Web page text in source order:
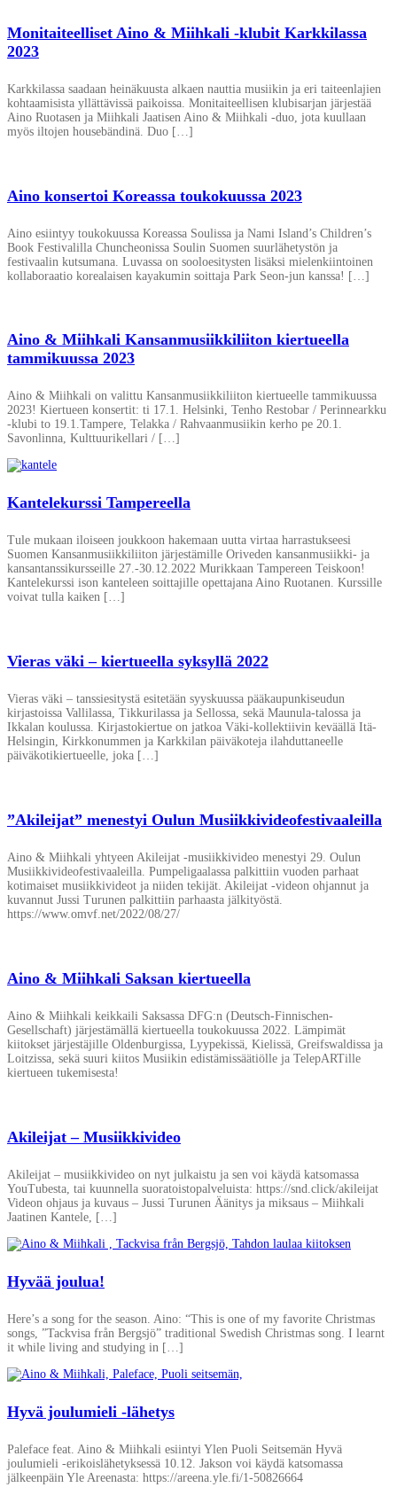
Monitaiteelliset Aino & Miihkali -klubit Karkkilassa
2023
Karkkilassa saadaan heinäkuusta alkaen nauttia musiikin ja eri taiteenlajien
kohtaamisista yllättävissä paikoissa. Monitaiteellisen klubisarjan järjestää
Aino Ruotasen ja Miihkali Jaatisen Aino & Miihkali -duo, jota kuullaan
myös iltojen housebändinä. Duo […]
Aino konsertoi Koreassa toukokuussa 2023
Aino esiintyy toukokuussa Koreassa Soulissa ja Nami Island’s Children’s
Book Festivalilla Chuncheonissa Soulin Suomen suurlähetystön ja
festivaalin kutsumana. Luvassa on sooloesitysten lisäksi mielenkiintoinen
kollaboraatio korealaisen kayakumin soittaja Park Seon-jun kanssa! […]
Aino & Miihkali Kansanmusiikkiliiton kiertueella
tammikuussa 2023
Aino & Miihkali on valittu Kansanmusiikkiliiton kiertueelle tammikuussa
2023! Kiertueen konsertit: ti 17.1. Helsinki, Tenho Restobar / Perinnearkku
-klubi to 19.1.Tampere, Telakka / Rahvaanmusiikin kerho pe 20.1.
Savonlinna, Kulttuurikellari / […]
Kantelekurssi Tampereella
Tule mukaan iloiseen joukkoon hakemaan uutta virtaa harrastukseesi
Suomen Kansanmusiikkiliiton järjestämille Oriveden kansanmusiikki- ja
kansantanssikursseille 27.-30.12.2022 Murikkaan Tampereen Teiskoon!
Kantelekurssi ison kanteleen soittajille opettajana Aino Ruotanen. Kurssille
voivat tulla kaiken […]
Vieras väki – kiertueella syksyllä 2022
Vieras väki – tanssiesitystä esitetään syyskuussa pääkaupunkiseudun
kirjastoissa Vallilassa, Tikkurilassa ja Sellossa, sekä Maunula-talossa ja
Ikkalan koulussa. Kirjastokiertue on jatkoa Väki-kollektiivin keväällä Itä-
Helsingin, Kirkkonummen ja Karkkilan päiväkoteja ilahduttaneelle
päiväkotikiertueelle, joka […]
”Akileijat” menestyi Oulun Musiikkivideofestivaaleilla
Aino & Miihkali yhtyeen Akileijat -musiikkivideo menestyi 29. Oulun
Musiikkivideofestivaaleilla. Pumpeligaalassa palkittiin vuoden parhaat
kotimaiset musiikkivideot ja niiden tekijät. Akileijat -videon ohjannut ja
kuvannut Jussi Turunen palkittiin parhaasta jälkityöstä.
https://www.omvf.net/2022/08/27/
Aino & Miihkali Saksan kiertueella
Aino & Miihkali keikkaili Saksassa DFG:n (Deutsch-Finnischen-
Gesellschaft) järjestämällä kiertueella toukokuussa 2022. Lämpimät
kiitokset järjestäjille Oldenburgissa, Lyypekissä, Kielissä, Greifswaldissa ja
Loitzissa, sekä suuri kiitos Musiikin edistämissäätiölle ja TelepARTille
kiertueen tukemisesta!
Akileijat – Musiikkivideo
Akileijat – musiikkivideo on nyt julkaistu ja sen voi käydä katsomassa
YouTubesta, tai kuunnella suoratoistopalveluista: https://snd.click/akileijat
Videon ohjaus ja kuvaus – Jussi Turunen Äänitys ja miksaus – Miihkali
Jaatinen Kantele, […]
Hyvää joulua!
Here’s a song for the season. Aino: “This is one of my favorite Christmas
songs, ”Tackvisa från Bergsjö” traditional Swedish Christmas song. I learnt
it while living and studying in […]
Hyvä joulumieli -lähetys
Paleface feat. Aino & Miihkali esiintyi Ylen Puoli Seitsemän Hyvä
joulumieli -erikoislähetyksessä 10.12. Jakson voi käydä katsomassa
jälkeenpäin Yle Areenasta: https://areena.yle.fi/1-50826664